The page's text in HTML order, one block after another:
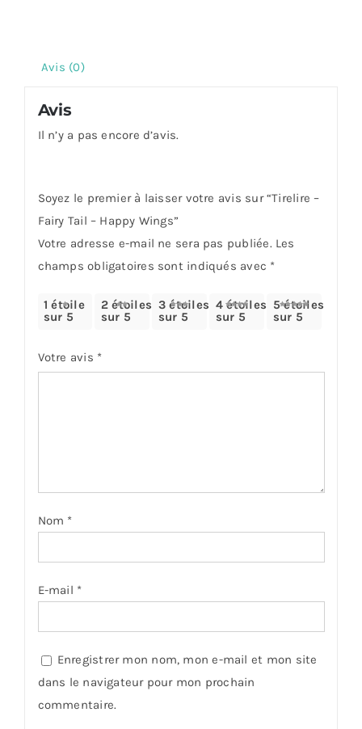
Avis (0)
Avis
Il n’y a pas encore d’avis.
Soyez le premier à laisser votre avis sur “Tirelire –
Fairy Tail – Happy Wings”
Votre adresse e-mail ne sera pas publiée. Les
champs obligatoires sont indiqués avec *
1 étoile
sur 5
2 étoiles
sur 5
3 étoiles
sur 5
4 étoiles
sur 5
5 étoiles
sur 5
Votre avis *
Nom *
E-mail *
Enregistrer mon nom, mon e-mail et mon site
dans le navigateur pour mon prochain
commentaire.